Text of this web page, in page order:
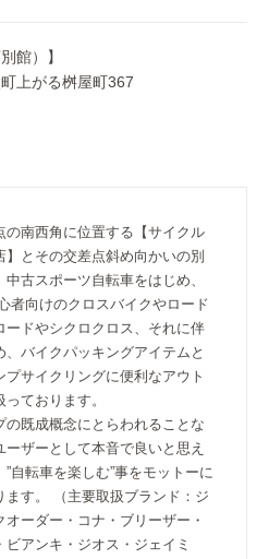
館）】
上がる桝屋町367
の南西角に位置する【サイクル
とその交差点斜め向かいの別
古スポーツ自転車をはじめ、
者向けのクロスバイクやロード
ードやシクロクロス、それに伴
バイクパッキングアイテムと
サイクリングに便利なアウト
ております。
既成概念にとらわれることな
ザーとして本音で良いと思え
自転車を楽しむ”事をモットーに
ます。 （主要取扱ブランド：ジ
ーダー・コナ・ブリーザー・
アンキ・ジオス・ジェイミ